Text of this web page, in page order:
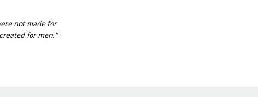
not made for
for men.”